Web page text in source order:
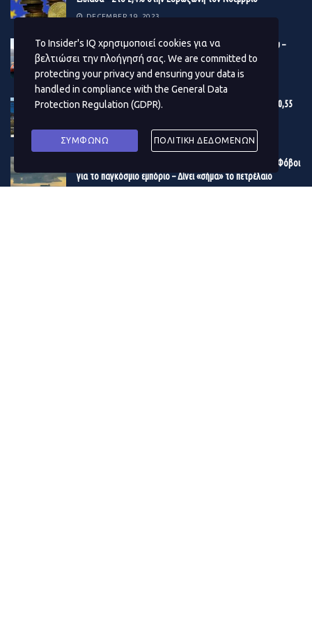
DECEMBER 19, 2023
Βonus 10 εκατ. ευρώ στους μετόχους της Γέφυρας Ρίου –
Αντιρρίου
DECEMBER 19, 2023
Εγκρίθηκε ο προϋπολογισμός του Δ. Αθηναίων – Στα 180,55
Η κρίση στην Ερυθρά Θάλασσα μουδιάζει τις αγορές – Φόβοι
για το παγκόσμιο εμπόριο – Δίνει «σήμα» το πετρέλαιο
Το Insider's IQ χρησιμοποιεί cookies για να
βελτιώσει την πλοήγησή σας. We are committed to
protecting your privacy and ensuring your data is
handled in compliance with the General Data
Protection Regulation (GDPR).
ΣΥΜΦΩΝΩ ΠΟΛΙΤΙΚΗ ΔΕΔΟΜΕΝΩΝ